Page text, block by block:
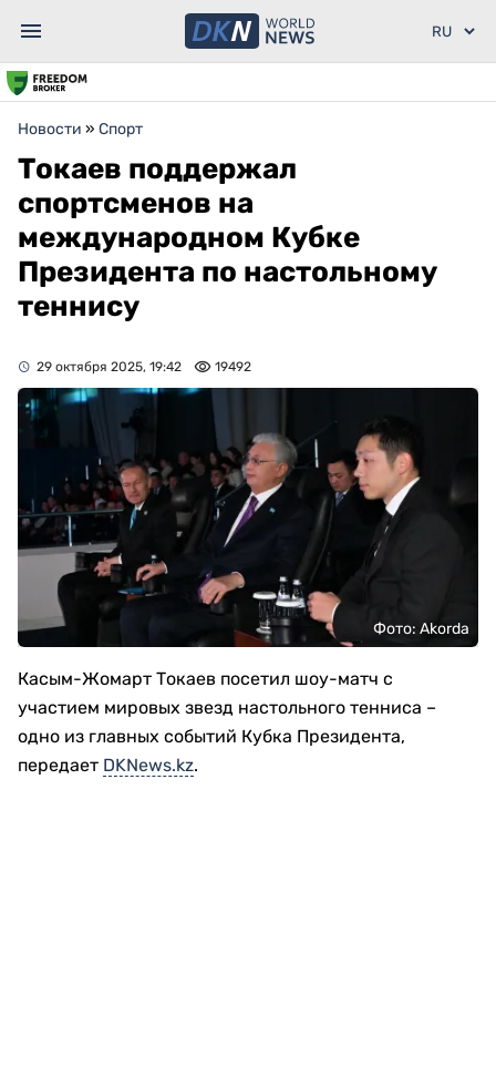
Новости » Спорт
Токаев поддержал
спортсменов на
международном Кубке
Президента по настольному
теннису
29 октября 2025, 19:42 19492
Фото: Akorda
Касым-Жомарт Токаев посетил шоу-матч с
участием мировых звезд настольного тенниса –
одно из главных событий Кубка Президента,
передает DKNews.kz.